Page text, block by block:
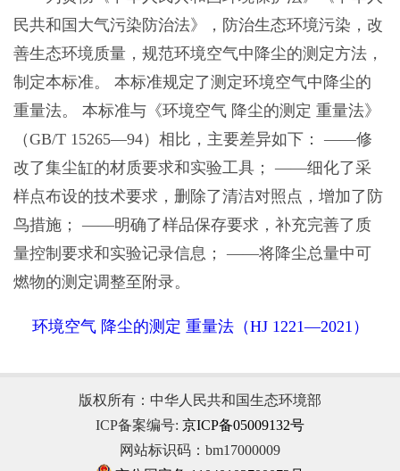
民共和国大气污染防治法》，防治生态环境污染，改
善生态环境质量，规范环境空气中降尘的测定方法，
制定本标准。 本标准规定了测定环境空气中降尘的
重量法。 本标准与《环境空气 降尘的测定 重量法》
（GB/T 15265—94）相比，主要差异如下： ——修
改了集尘缸的材质要求和实验工具； ——细化了采
样点布设的技术要求，删除了清洁对照点，增加了防
鸟措施； ——明确了样品保存要求，补充完善了质
量控制要求和实验记录信息； ——将降尘总量中可
燃物的测定调整至附录。
环境空气 降尘的测定 重量法（HJ 1221—2021）
版权所有：中华人民共和国生态环境部
ICP备案编号: 京ICP备05009132号
网站标识码：bm17000009